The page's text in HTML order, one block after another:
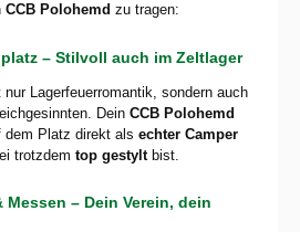
CCB Polohemd zu tragen:
– Stilvoll auch im Zeltlager
Lagerfeuerromantik, sondern auch
Dein CCB Polohemd
dem Platz direkt als echter Camper
trotzdem top gestylt bist.
Messen – Dein Verein, dein